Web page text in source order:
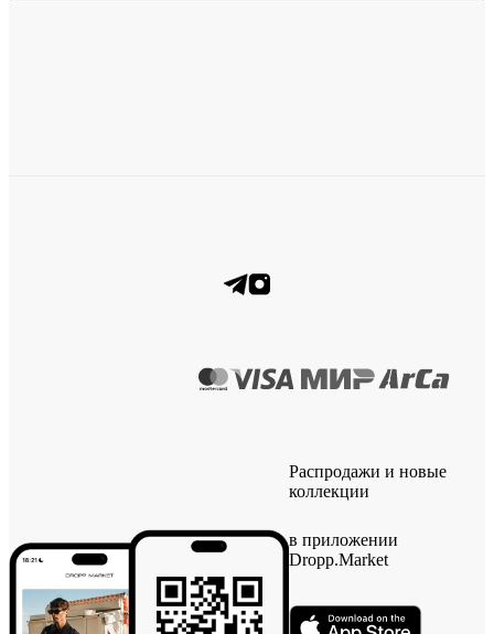
Распродажи и новые
коллекции
в приложении
Dropp.Market